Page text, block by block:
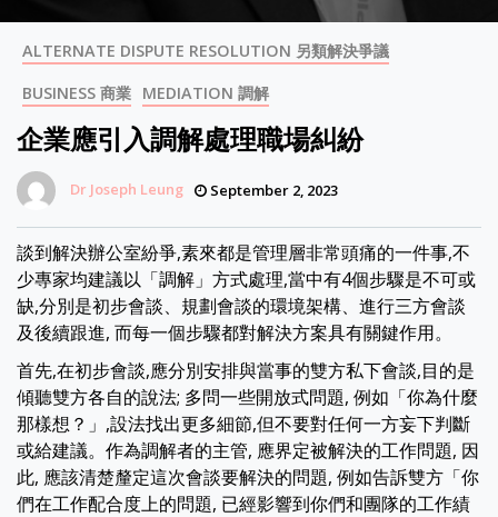
ALTERNATE DISPUTE RESOLUTION 另類解決爭議
BUSINESS 商業 MEDIATION 調解
企業應引入調解處理職場糾紛
Dr Joseph Leung September 2, 2023
談到解決辦公室紛爭,素來都是管理層非常頭痛的一件事,不
少專家均建議以「調解」方式處理,當中有4個步驟是不可或
缺,分別是初步會談、規劃會談的環境架構、進行三方會談
及後續跟進, 而每一個步驟都對解決方案具有關鍵作用。
首先,在初步會談,應分別安排與當事的雙方私下會談,目的是
傾聽雙方各自的說法; 多問一些開放式問題, 例如「你為什麼
那樣想？」,設法找出更多細節,但不要對任何一方妄下判斷
或給建議。作為調解者的主管, 應界定被解決的工作問題, 因
此, 應該清楚釐定這次會談要解決的問題, 例如告訴雙方「你
們在工作配合度上的問題, 已經影響到你們和團隊的工作績